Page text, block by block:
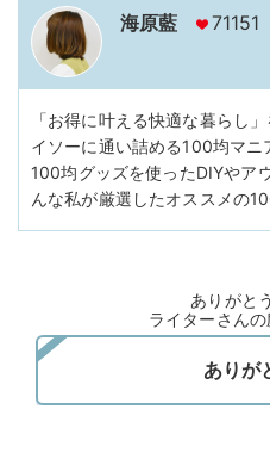
海原藍 71151
「お得に叶える快適な暮らし
イソーに通い詰める100均マ
100均グッズを使ったDIYやア
んな私が厳選したオススメの
ありがと
ライターさん